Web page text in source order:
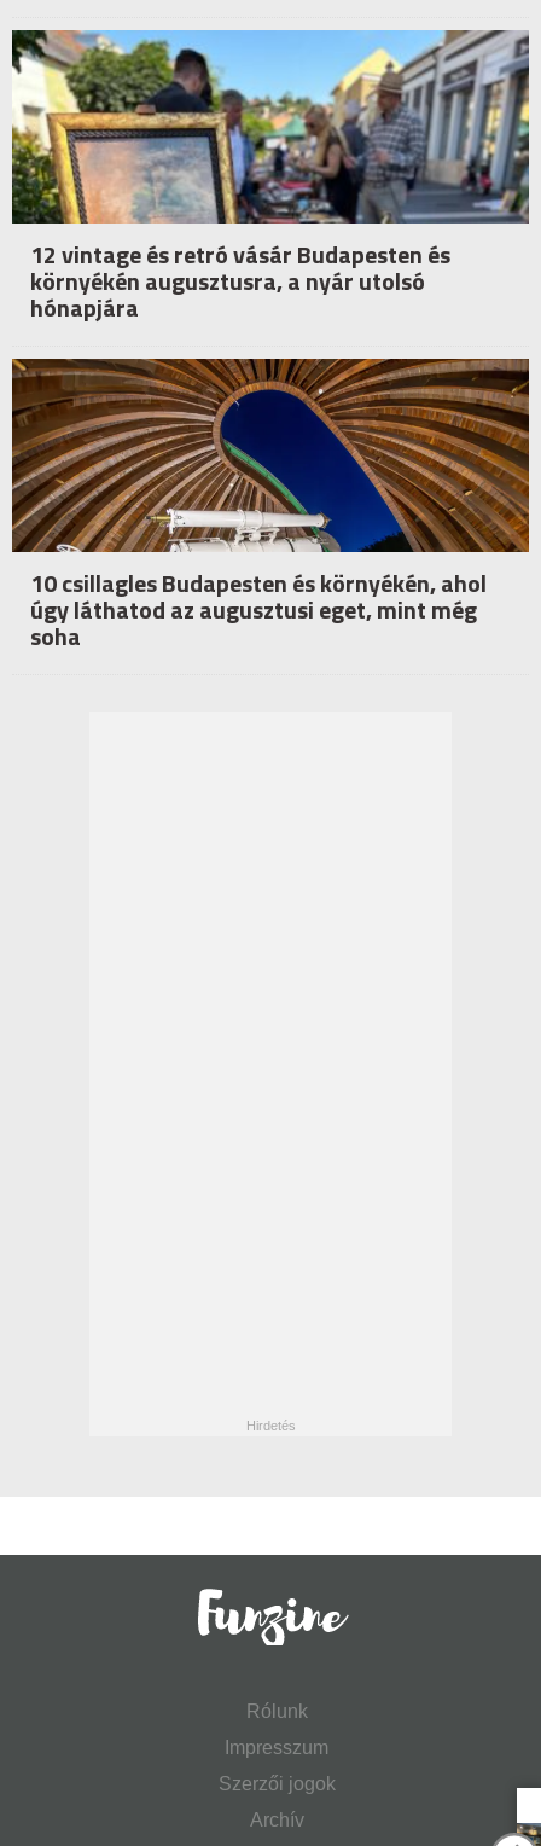
12 vintage és retró vásár Budapesten és
környékén augusztusra, a nyár utolsó
hónapjára
10 csillagles Budapesten és környékén, ahol
úgy láthatod az augusztusi eget, mint még
soha
Rólunk
Impresszum
Szerzői jogok
Archív